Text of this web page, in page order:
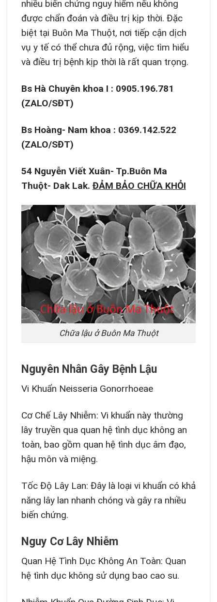
nhiều biến chứng nguy hiểm nếu không
được chẩn đoán và điều trị kịp thời. Đặc
biệt tại Buôn Ma Thuột, nơi tiếp cận dịch
vụ y tế có thể chưa đủ rộng, việc tìm hiểu
và điều trị bệnh kịp thời là rất quan trọng.
Bs Hà Chuyên khoa I : 0905.196.781
(ZALO/SĐT)
Bs Hoàng- Nam khoa : 0369.142.522
(ZALO/SĐT)
54 Nguyễn Viết Xuân- Tp.Buôn Ma
Thuột- Dak Lak. ĐẢM BẢO CHỮA KHỎI
Chữa lậu ở Buôn Ma Thuột
Nguyên Nhân Gây Bệnh Lậu
Vi Khuẩn Neisseria Gonorrhoeae
Cơ Chế Lây Nhiễm: Vi khuẩn này thường
lây truyền qua quan hệ tình dục không an
toàn, bao gồm quan hệ tình dục âm đạo,
hậu môn và miệng.
Tốc Độ Lây Lan: Đây là loại vi khuẩn có khả
năng lây lan nhanh chóng và gây ra nhiều
biến chứng.
Nguy Cơ Lây Nhiễm
Quan Hệ Tình Dục Không An Toàn: Quan
hệ tình dục không sử dụng bao cao su.